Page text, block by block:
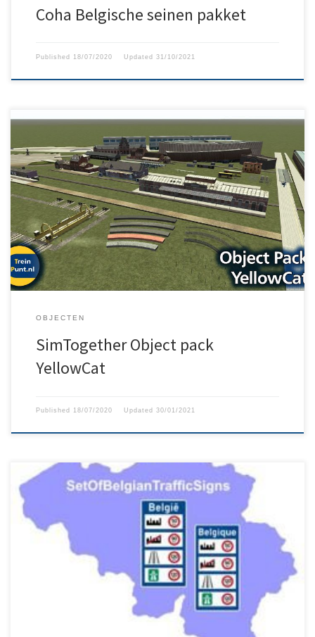
Coha Belgische seinen pakket
Published 18/07/2020 Updated 31/10/2021
Dit is een pakket met Belgische objecten van YellowCat. Inclusief:
V2.1 Set Of Belgian Traffic Signs v1.0.0 V2.0 Assets added for the
route: La Ligne District Sud-Ouest version 5 V1.1 ScenetteFriterie
1.0.0 V1.0 Assets for the route: La Ligne District Sud-Ouest SNCB –
NMBS Platform V1.0 Cycle V1.0 Metal Mesh […]
OBJECTEN
SimTogether Object pack
YellowCat
Published 18/07/2020 Updated 30/01/2021
Set van Belgische verkeersborden Bevat de meeste signalen
behalve die specifiek zijn voor plaatsnamen of signalen met
bepaalde indicaties Er zijn geen directionele signalen naar
plaatsen of steden.